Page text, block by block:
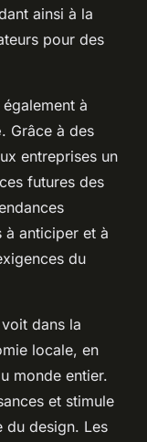
ainsi à la
pour des
à
. Grâce à des
entreprises un
futures des
à anticiper et à
du
dans la
locale, en
monde entier.
et stimule
du design. Les